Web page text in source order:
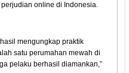
online di Indonesia.
mengungkap praktik
satu perumahan mewah di
pelaku berhasil diamankan,”